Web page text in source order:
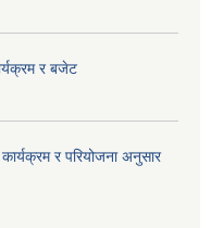
र बजेट
र परियोजना अनुसार